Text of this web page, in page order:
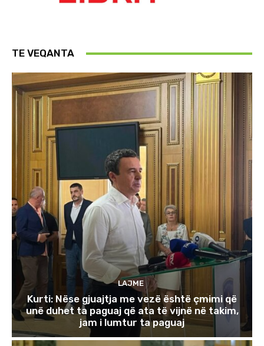
TE VEQANTA
LAJME
Kurti: Nëse gjuajtja me vezë është çmimi që
unë duhet ta paguaj që ata të vijnë në takim,
jam i lumtur ta paguaj